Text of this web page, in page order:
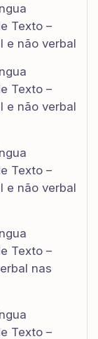
Texto –
e não verbal
Texto –
e não verbal
Texto –
e não verbal
Texto –
nas
Texto –